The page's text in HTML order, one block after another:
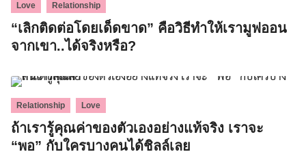
Search
Love Relationship
“เลิกติดต่อโดยเด็ดขาด” คือวิธีทำให้เรามูฟออน
จากเขา..ได้จริงหรือ?
Relationship Love
ถ้าเรารู้คุณค่าของตัวเองอย่างแท้จริง เราจะ
“พอ” กับใครบางคนได้ชิลล์เลย